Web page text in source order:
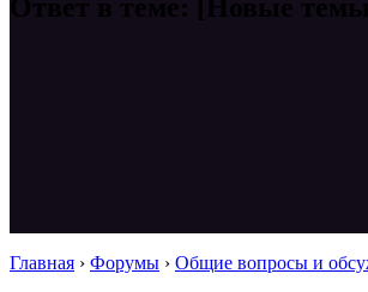
Ответ в теме: [Новые
Главная › Форумы › Общие вопросы и